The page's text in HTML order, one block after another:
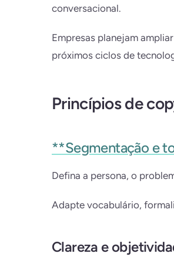
conversacional.
Empresas planejam
próximos ciclos de
Princípios de
**Segmentação e
Defina a persona, o
Adapte vocabulário,
Clareza e